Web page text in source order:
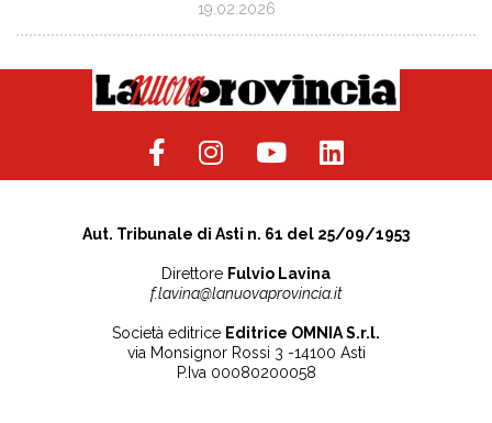
19.02.2026
Aut. Tribunale di Asti n. 61 del 25/09/1953
Direttore Fulvio Lavina
f.lavina@lanuovaprovincia.it
Società editrice Editrice OMNIA S.r.l.
via Monsignor Rossi 3 -14100 Asti
P.Iva 00080200058